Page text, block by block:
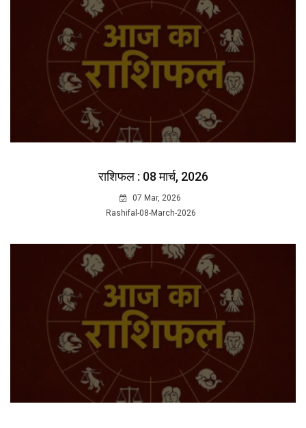
राशिफल : 08 मार्च, 2026
07 Mar, 2026
Rashifal-08-March-2026